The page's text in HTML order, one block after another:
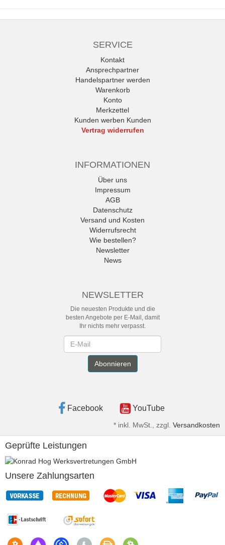
SERVICE
Kontakt
Ansprechpartner
Handelspartner werden
Warenkorb
Konto
Merkzettel
Kunden werben Kunden
Vertrag widerrufen
INFORMATIONEN
Über uns
Impressum
AGB
Datenschutz
Versand und Kosten
Widerrufsrecht
Wie bestellen?
Newsletter
News
NEWSLETTER
Die neuesten Produkte und die
besten Angebote per E-Mail, damit
Ihr nichts mehr verpasst.
Abonnieren
Facebook YouTube
* inkl. MwSt., zzgl. Versandkosten
Geprüfte Leistungen
Unsere Zahlungsarten